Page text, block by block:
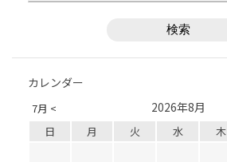
カレンダー
7月 < 2026年8月
日 月 火 水 木